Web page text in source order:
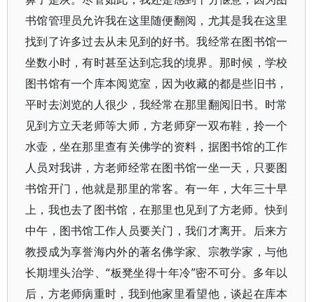
书馆管理员允许我在这里随便翻阅，尤其是我在这里
找到了许多过去从未见到的好书。我经常在图书馆一
坐数小时，有时甚至达到忘我的境界。那时候，学校
图书馆有一个库本阅览室，因为收藏的都是些旧书，
平时去浏览的人很少，我经常在那里翻阅旧书。时常
见到方立天老师等大师，方老师穿一双布鞋，拎一个
水壶，坐在那里查有关佛学的资料，据图书馆的工作
人员对我讲，方老师经常在图书馆一坐一天，只要图
书馆开门，他就是那里的常客。有一年，大年三十早
上，我也去了图书馆，在那里也见到了方老师。快到
中午，图书馆工作人员要关门，我们才离开。后来方
教授成为享誉海内外的著名佛学家、宗教学家，与他
长期埋头治学、“板凳坐得十年冷”密不可分。多年以
后，方老师病重时，我到他家里看望他，谈起在库本